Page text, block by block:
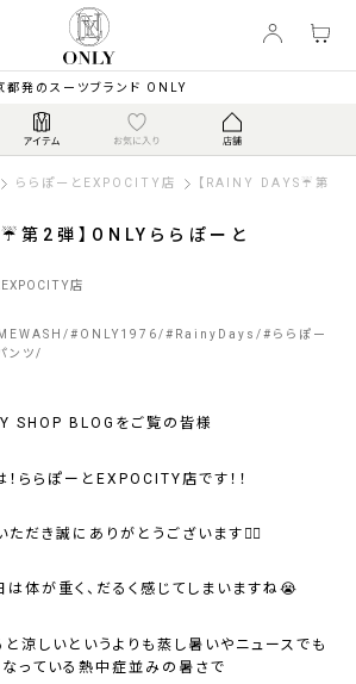
都発のスーツブランド ONLY
ららぽーとEXPOCITY店 【RAINY DAYS☔第2
第2弾】ONLYららぽーと
店
# ONLY1976 # RainyDays # ららぽー
ンツ
SHOP BLOGをご覧の皆様
！ららぽーとEXPOCITY店です！！
ただき誠にありがとうございます🙇‍♀️
体が重く、だるく感じてしまいますね😭
涼しいというよりも蒸し暑いやニュースでも
っている熱中症並みの暑さで